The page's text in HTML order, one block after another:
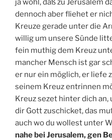
ja wohl, daß zu Jerusalem
dennoch aber fliehet er
Kreuze gerade unter die
willig um unsere Sünde
fein muthig dem Kreuz
mancher Mensch ist gar
er nur ein möglich, er liefe
seinem Kreuz entrinnen
Kreuz sezet hinter dich an,
dir Gott zuschicket, das
auch wo du wollest unter
nahe bei Jerusalem, gen